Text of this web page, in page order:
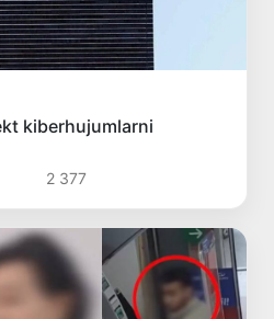
kiberhujumlarni
2 377